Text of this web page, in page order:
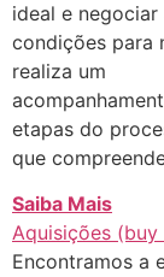
ideal e negociar
condições para
realiza um
etapas do
que
Saiba Mais
Aquisições
Encontramos a